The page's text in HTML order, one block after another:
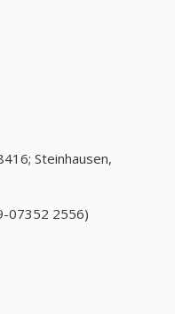
Steinhausen,
07352 2556)